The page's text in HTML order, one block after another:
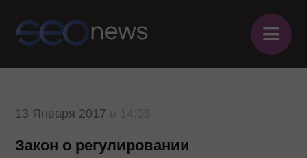
≡
13 Января 2017
Закон о регулировании